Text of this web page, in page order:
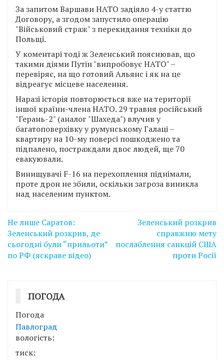
За запитом Варшави НАТО задіяло 4-у статтю
Договору, а згодом запустило операцію
"Військовий страж" з перекидання техніки до
Польщі.
У коментарі тоді ж Зеленський пояснював, що
такими діями Путін "випробовує НАТО" –
перевіряє, на що готовий Альянс і як на це
відреагує місцеве населення.
Наразі історія повторюється вже на території
іншої країни-члена НАТО. 29 травня російський
"Герань-2" (аналог "Шахеда") влучив у
багатоповерхівку у румунському Галаці –
квартиру на 10-му поверсі пошкоджено та
підпалено, постраждали двоє людей, ще 70
евакуювали.
Винищувачі F-16 на перехоплення піднімали,
проте дрон не збили, оскільки загроза виникла
над населеним пунктом.
Навігація
записів
Не лише Саратов:
Зеленський розкрив, де
сьогодні були “прильоти”
по РФ (яскраве відео)
Зеленський розкрив
справжню мету
послаблення санкцій США
проти Росії
ПОГОДА
Погода
Павлоград
вологість:
тиск: